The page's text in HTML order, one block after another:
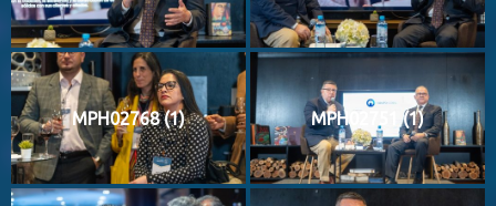
MPH02768 (1) MPH02751 (1)